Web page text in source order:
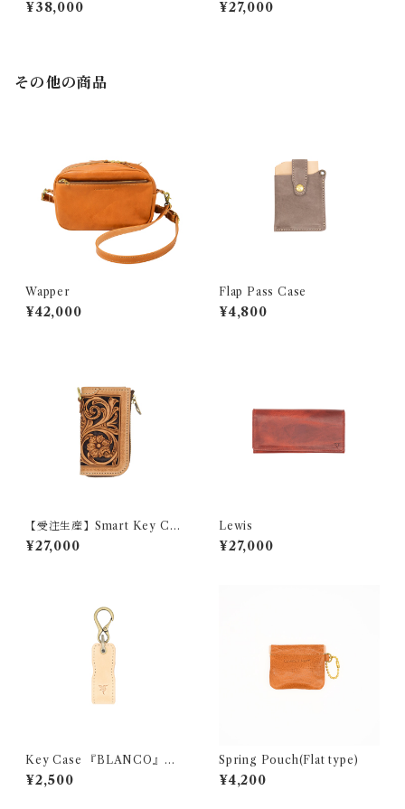
¥38,000 ¥27,000
その他の商品
Wapper
¥42,000
Flap Pass Case
¥4,800
【受注生産】Smart Key Cas
e 『GROUND CRAFT』
¥27,000
Lewis
¥27,000
Key Case 『BLANCO』
（ヌメ革）
¥2,500
Spring Pouch(Flat type)
¥4,200